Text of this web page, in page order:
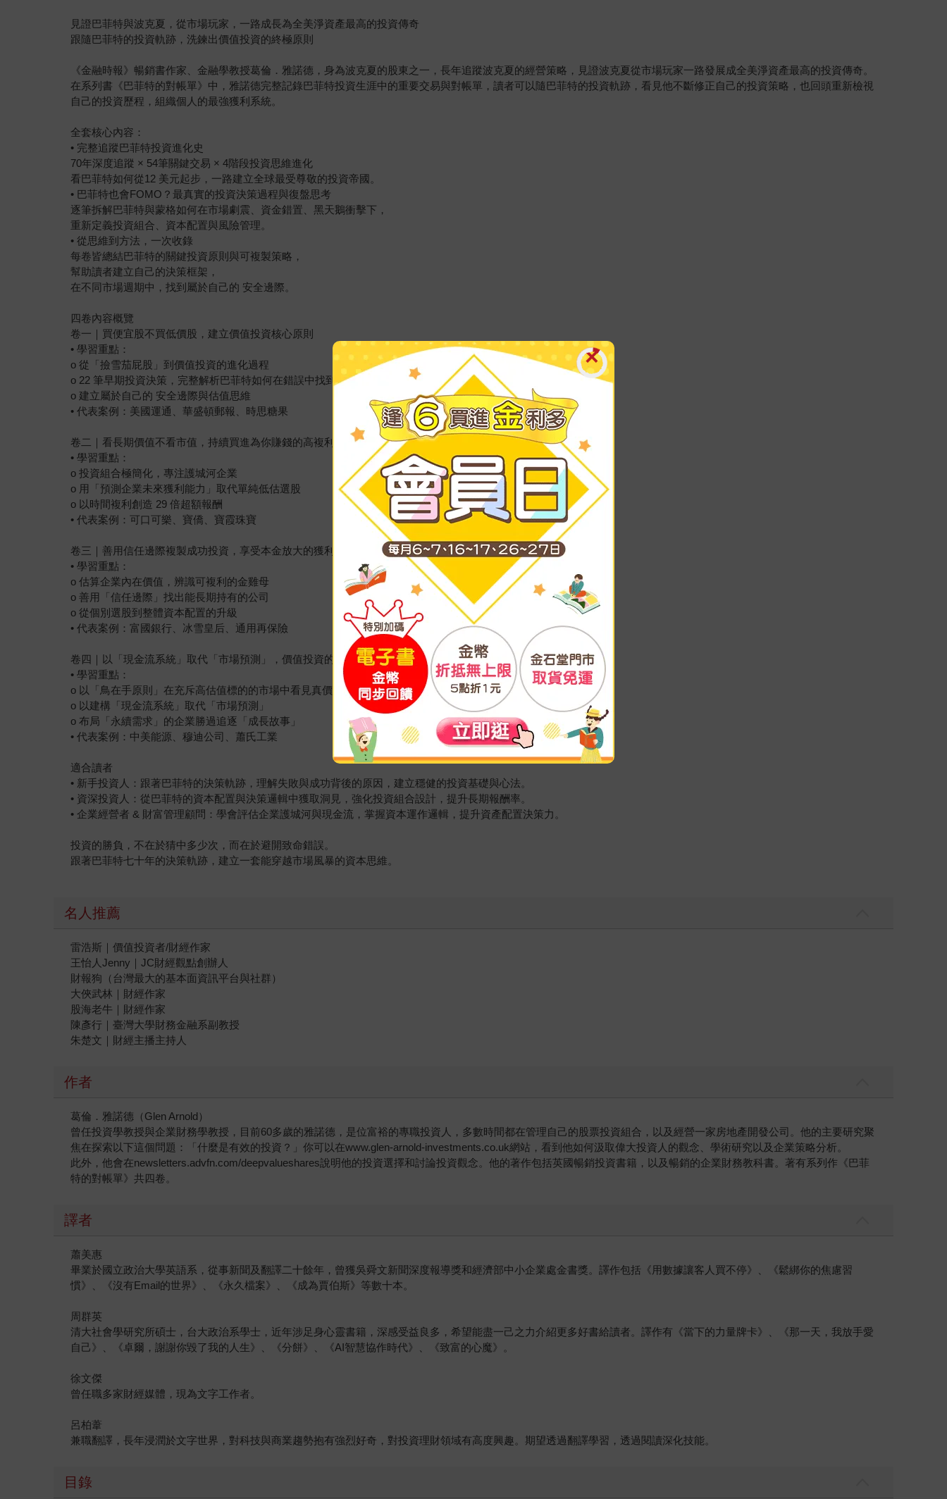
見證巴菲特與波克夏，從市場玩家，一路成長為全美淨資產最高的投資傳奇
跟隨巴菲特的投資軌跡，洗鍊出價值投資的終極原則
《金融時報》暢銷書作家、金融學教授葛倫．雅諾德，身為波克夏的股東之一，長年追蹤波克夏的經營策略，見證波克夏從市場玩家一路發展成全美淨資產最高的投資傳奇。
在系列書《巴菲特的對帳單》中，雅諾德完整記錄巴菲特投資生涯中的重要交易與對帳單，讀者可以隨巴菲特的投資軌跡，看見他不斷修正自己的投資策略，也回頭重新檢視
自己的投資歷程，組織個人的最強獲利系統。
全套核心內容：
• 完整追蹤巴菲特投資進化史
70年深度追蹤 × 54筆關鍵交易 × 4階段投資思維進化
看巴菲特如何從12 美元起步，一路建立全球最受尊敬的投資帝國。
• 巴菲特也會FOMO？最真實的投資決策過程與復盤思考
逐筆拆解巴菲特與蒙格如何在市場劇震、資金錯置、黑天鵝衝擊下，
重新定義投資組合、資本配置與風險管理。
• 從思維到方法，一次收錄
每卷皆總結巴菲特的關鍵投資原則與可複製策略，
幫助讀者建立自己的決策框架，
在不同市場週期中，找到屬於自己的 安全邊際。
四卷內容概覽
卷一｜買便宜股不買低價股，建立價值投資核心原則
• 學習重點：
o 從「撿雪茄屁股」到價值投資的進化過程
o 22 筆早期投資決策，完整解析巴菲特如何在錯誤中找到正確方法
o 建立屬於自己的 安全邊際與估值思維
• 代表案例：美國運通、華盛頓郵報、時思糖果
卷二｜看長期價值不看市值，持續買進為你賺錢的高複利投資組合
• 學習重點：
o 投資組合極簡化，專注護城河企業
o 用「預測企業未來獲利能力」取代單純低估選股
o 以時間複利創造 29 倍超額報酬
• 代表案例：可口可樂、寶僑、寶霞珠寶
卷三｜善用信任邊際複製成功投資，享受本金放大的獲利之道
• 學習重點：
o 估算企業內在價值，辨識可複利的金雞母
o 善用「信任邊際」找出能長期持有的公司
o 從個別選股到整體資本配置的升級
• 代表案例：富國銀行、冰雪皇后、通用再保險
卷四｜以「現金流系統」取代「市場預測」，價值投資的終極哲學
• 學習重點：
o 以「鳥在手原則」在充斥高估值標的的市場中看見真價值
o 以建構「現金流系統」取代「市場預測」
o 布局「永續需求」的企業勝過追逐「成長故事」
• 代表案例：中美能源、穆迪公司、蕭氏工業
適合讀者
• 新手投資人：跟著巴菲特的決策軌跡，理解失敗與成功背後的原因，建立穩健的投資基礎與心法。
• 資深投資人：從巴菲特的資本配置與決策邏輯中獲取洞見，強化投資組合設計，提升長期報酬率。
• 企業經營者 & 財富管理顧問：學會評估企業護城河與現金流，掌握資本運作邏輯，提升資產配置決策力。
投資的勝負，不在於猜中多少次，而在於避開致命錯誤。
跟著巴菲特七十年的決策軌跡，建立一套能穿越市場風暴的資本思維。
名人推薦
雷浩斯｜價值投資者/財經作家
王怡人Jenny｜JC財經觀點創辦人
財報狗（台灣最大的基本面資訊平台與社群）
大俠武林｜財經作家
股海老牛｜財經作家
陳彥行｜臺灣大學財務金融系副教授
朱楚文｜財經主播主持人
作者
葛倫．雅諾德（Glen Arnold）
曾任投資學教授與企業財務學教授，目前60多歲的雅諾德，是位富裕的專職投資人，多數時間都在管理自己的股票投資組合，以及經營一家房地產開發公司。他的主要研究聚
焦在探索以下這個問題：「什麼是有效的投資？」你可以在www.glen-arnold-investments.co.uk網站，看到他如何汲取偉大投資人的觀念、學術研究以及企業策略分析。
此外，他會在newsletters.advfn.com/deepvalueshares說明他的投資選擇和討論投資觀念。他的著作包括英國暢銷投資書籍，以及暢銷的企業財務教科書。著有系列作《巴菲
特的對帳單》共四卷。
譯者
蕭美惠
畢業於國立政治大學英語系，從事新聞及翻譯二十餘年，曾獲吳舜文新聞深度報導獎和經濟部中小企業處金書獎。譯作包括《用數據讓客人買不停》、《鬆綁你的焦慮習
慣》、《沒有Email的世界》、《永久檔案》、《成為賈伯斯》等數十本。
周群英
清大社會學研究所碩士，台大政治系學士，近年涉足身心靈書籍，深感受益良多，希望能盡一己之力介紹更多好書給讀者。譯作有《當下的力量牌卡》、《那一天，我放手愛
自己》、《卓爾，謝謝你毀了我的人生》、《分餅》、《AI智慧協作時代》、《致富的心魔》。
徐文傑
曾任職多家財經媒體，現為文字工作者。
呂柏葦
兼職翻譯，長年浸潤於文字世界，對科技與商業趨勢抱有強烈好奇，對投資理財領域有高度興趣。期望透過翻譯學習，透過閱讀深化技能。
目錄